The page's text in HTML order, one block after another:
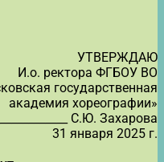
УТВЕРЖДАЮ
И.о. ректора ФГБОУ ВО
государственная
академия хореографии»
С.Ю. Захарова
31 января 2025 г.